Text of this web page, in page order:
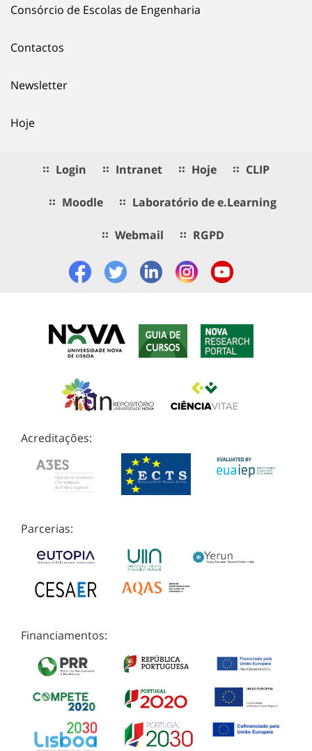
Consórcio de Escolas de Engenharia
Contactos
Newsletter
Hoje
Login Intranet Hoje CLIP
Moodle Laboratório de e.Learning
Webmail RGPD
Acreditações:
Parcerias:
Financiamentos: